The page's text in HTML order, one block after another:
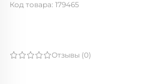
Отзывы (0)
Код товара: 179465